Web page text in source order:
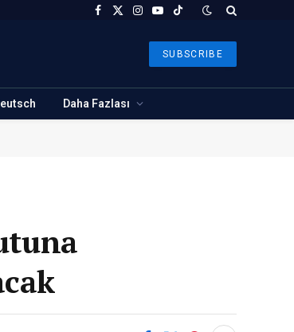
Facebook
X
Instagram
YouTubeTikTok
SUBSCRIBE
Daha Fazlası